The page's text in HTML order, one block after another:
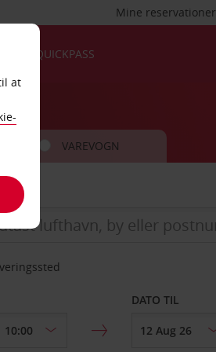
Mine reservationer
QUICKPASS
VAREVOGN
DATO TIL
at